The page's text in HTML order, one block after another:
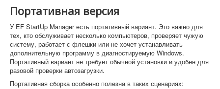
Портативная версия
У EF StartUp Manager есть портативный вариант. Это важно для
тех, кто обслуживает несколько компьютеров, проверяет чужую
систему, работает с флешки или не хочет устанавливать
дополнительную программу в диагностируемую Windows.
Портативный вариант не требует обычной установки и удобен для
разовой проверки автозагрузки.
Портативная сборка особенно полезна в таких сценариях: